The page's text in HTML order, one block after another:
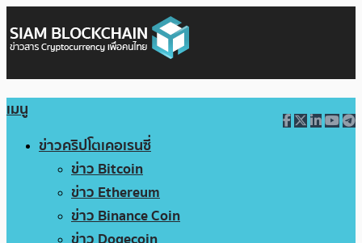
เมนู
ข่าวคริปโตเคอเรนซี่
ข่าว Bitcoin
ข่าว Ethereum
ข่าว Binance Coin